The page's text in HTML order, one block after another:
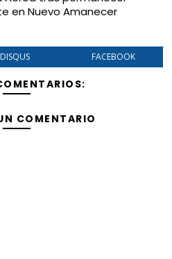
en Nuevo Amanecer
DISQUS FACEBOOK
COMENTARIO